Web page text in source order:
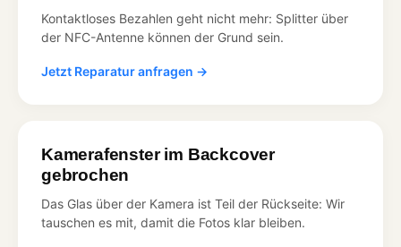
Kontaktloses Bezahlen geht nicht mehr: Splitter über
der NFC-Antenne können der Grund sein.
Jetzt Reparatur anfragen →
Kamerafenster im Backcover
gebrochen
Das Glas über der Kamera ist Teil der Rückseite: Wir
tauschen es mit, damit die Fotos klar bleiben.